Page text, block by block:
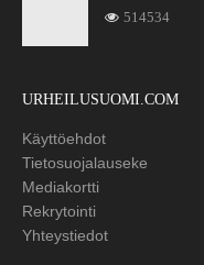
514534
URHEILUSUOMI.COM
Käyttöehdot
Tietosuojalauseke
Mediakortti
Rekrytointi
Yhteystiedot